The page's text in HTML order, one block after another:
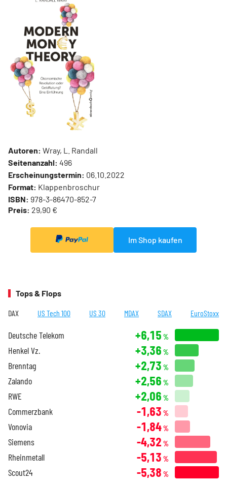
Autoren: Wray, L. Randall
Seitenanzahl: 496
Erscheinungstermin: 06.10.2022
Format: Klappenbroschur
ISBN: 978-3-86470-852-7
Preis: 29,90 €
Im Shop kaufen
Tops & Flops
DAX US Tech 100 US 30 MDAX SDAX EuroStoxx
Deutsche Telekom +6,15 %
Henkel Vz. +3,36 %
Brenntag +2,73 %
Zalando +2,56 %
RWE +2,06 %
Commerzbank -1,63 %
Vonovia -1,84%
Siemens -4,32 %
Rheinmetall -5,13 %
Scout24 -5,38 %